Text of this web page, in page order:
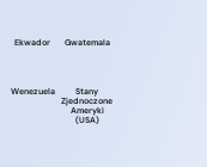
Ekwador Gwatemala
Wenezuela
Stany
Zjednoczone
Ameryki
(USA)